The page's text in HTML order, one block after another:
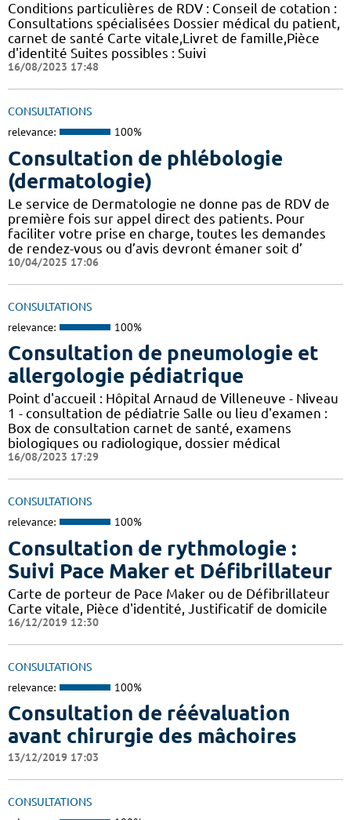
Conditions particulières de RDV : Conseil de cotation :
Consultations spécialisées Dossier médical du patient,
carnet de santé Carte vitale,Livret de famille,Pièce
d'identité Suites possibles : Suivi
16/08/2023 17:48
CONSULTATIONS
relevance: 100%
Consultation de phlébologie
(dermatologie)
Le service de Dermatologie ne donne pas de RDV de
première fois sur appel direct des patients. Pour
faciliter votre prise en charge, toutes les demandes
de rendez-vous ou d’avis devront émaner soit d’
10/04/2025 17:06
CONSULTATIONS
relevance: 100%
Consultation de pneumologie et
allergologie pédiatrique
Point d'accueil : Hôpital Arnaud de Villeneuve - Niveau
1 - consultation de pédiatrie Salle ou lieu d'examen :
Box de consultation carnet de santé, examens
biologiques ou radiologique, dossier médical
16/08/2023 17:29
CONSULTATIONS
relevance: 100%
Consultation de rythmologie :
Suivi Pace Maker et Défibrillateur
Carte de porteur de Pace Maker ou de Défibrillateur
Carte vitale, Pièce d'identité, Justificatif de domicile
16/12/2019 12:30
CONSULTATIONS
relevance: 100%
Consultation de réévaluation
avant chirurgie des mâchoires
13/12/2019 17:03
CONSULTATIONS